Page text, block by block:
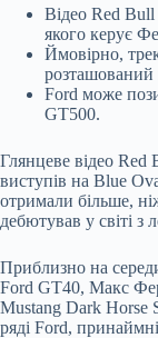
Відео Red Bull
якого керує
Ймовірно,
Ford може
GT500.
Глянцеве відео Red
виступів на Blue
отримали більше,
дебютував у світі
Приблизно на
Ford GT40, Макс
Mustang Dark Horse
ряді Ford,